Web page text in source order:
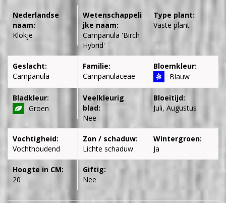
Nederlandse
naam:
Klokje
Wetenschappeli
jke naam:
Campanula 'Birch
Hybrid'
Type plant:
Vaste plant
Geslacht:
Campanula
Familie:
Campanulaceae
Bloemkleur:
Blauw
Bladkleur:
Groen
Veelkleurig
blad:
Nee
Bloeitijd:
Juli, Augustus
Vochtigheid:
Vochthoudend
Zon / schaduw:
Lichte schaduw
Wintergroen:
Ja
Hoogte in CM:
20
Giftig:
Nee